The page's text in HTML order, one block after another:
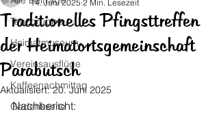
Tanzgruppe
Heimatmuseum
Vereinsausflüge
Kaffeenachmittag
Gedenkseite
Traditionelles Pfingsttreffen
der Heimatortsgemeinschaft
Parabutsch
14. Juni 2025 2 Min. Lesezeit
Aktualisiert:20. Juni 2025
Nachbericht: